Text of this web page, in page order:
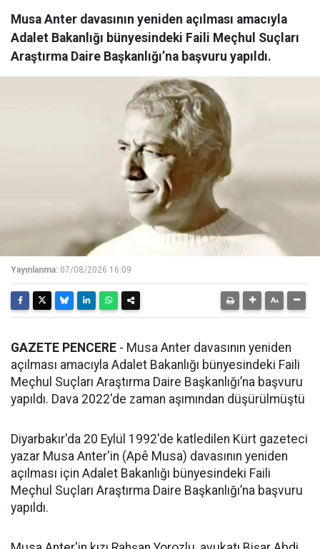
Musa Anter davasının yeniden açılması amacıyla
Adalet Bakanlığı bünyesindeki Faili Meçhul Suçları
Araştırma Daire Başkanlığı’na başvuru yapıldı.
Yayınlanma: 07/08/2026 16:09
GAZETE PENCERE - Musa Anter davasının yeniden
açılması amacıyla Adalet Bakanlığı bünyesindeki Faili
Meçhul Suçları Araştırma Daire Başkanlığı’na başvuru
yapıldı. Dava 2022'de zaman aşımından düşürülmüştü
Diyarbakır'da 20 Eylül 1992'de katledilen Kürt gazeteci
yazar Musa Anter'in (Apê Musa) davasının yeniden
açılması için Adalet Bakanlığı bünyesindeki Faili
Meçhul Suçları Araştırma Daire Başkanlığı’na başvuru
yapıldı.